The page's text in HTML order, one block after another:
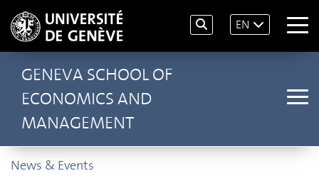
EN
GENEVA SCHOOL OF
ECONOMICS AND
MANAGEMENT
News & Events